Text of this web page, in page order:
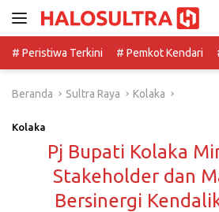
# Peristiwa Terkini
# Pemkot Kendari
Beranda Sultra Raya Kolaka
Kolaka
Pj Bupati Kolaka
Stakeholder dan
Bersinergi